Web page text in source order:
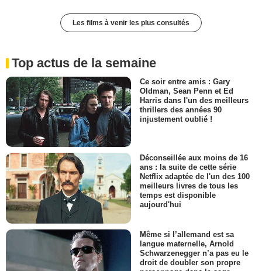
Les films à venir les plus consultés
Top actus de la semaine
Ce soir entre amis : Gary
Oldman, Sean Penn et Ed
Harris dans l'un des meilleurs
thrillers des années 90
injustement oublié !
Déconseillée aux moins de 16
ans : la suite de cette série
Netflix adaptée de l'un des 100
meilleurs livres de tous les
temps est disponible
aujourd'hui
Même si l’allemand est sa
langue maternelle, Arnold
Schwarzenegger n’a pas eu le
droit de doubler son propre